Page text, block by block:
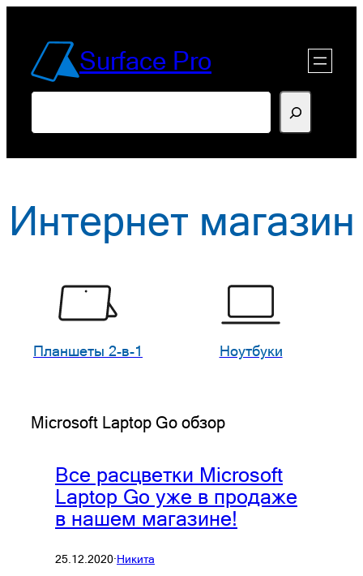
содержимомуSurface Pro
Интернет магазин
Планшеты 2-в-1 Ноутбуки
Microsoft Laptop Go обзор
Все расцветки Microsoft
Laptop Go уже в продаже
в нашем магазине!
25.12.2020·Никита